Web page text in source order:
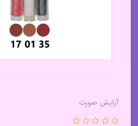
آرایش صورت